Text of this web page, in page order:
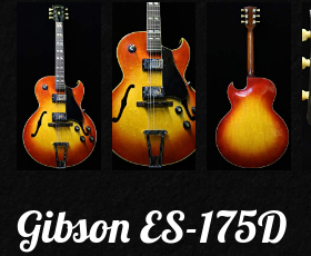
Gibson ES-175D